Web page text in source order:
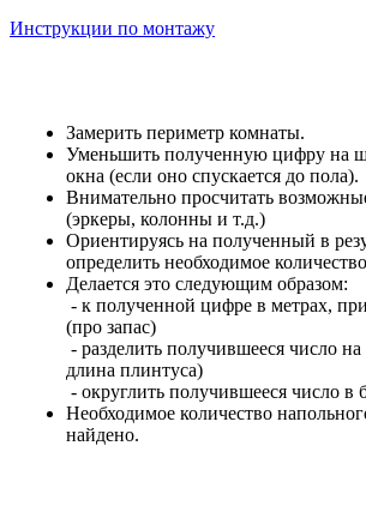
Инструкции по монтажу
Замерить периметр комнаты.
Уменьшить полученную цифру на
окна (если оно спускается до пола).
Внимательно просчитать
(эркеры, колонны и т.д.)
Ориентируясь на полученный в
определить необходимое
Делается это следующим образом:
- к полученной цифре в метрах,
(про запас)
- разделить получившееся число
длина плинтуса)
- округлить получившееся число в
Необходимое количество
найдено.